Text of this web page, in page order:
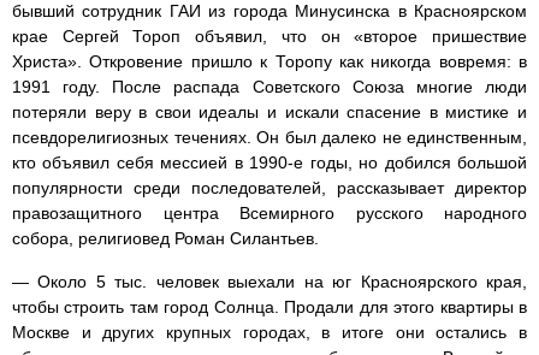
бывший сотрудник ГАИ из города Минусинска в Красноярском
крае Сергей Тороп объявил, что он «второе пришествие
Христа». Откровение пришло к Торопу как никогда вовремя: в
1991 году. После распада Советского Союза многие люди
потеряли веру в свои идеалы и искали спасение в мистике и
псевдорелигиозных течениях. Он был далеко не единственным,
кто объявил себя мессией в 1990-е годы, но добился большой
популярности среди последователей, рассказывает директор
правозащитного центра Всемирного русского народного
собора, религиовед Роман Силантьев.
— Около 5 тыс. человек выехали на юг Красноярского края,
чтобы строить там город Солнца. Продали для этого квартиры в
Москве и других крупных городах, в итоге они остались в